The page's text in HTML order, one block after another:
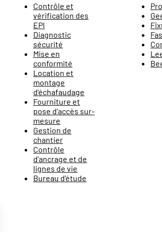
Contrôle et
vérification des
EPI
Diagnostic
sécurité
Mise en
conformité
Location et
montage
d'échafaudage
Fourniture et
pose d'accès sur-
mesure
Gestion de
chantier
Contrôle
d'ancrage et de
lignes de vie
Bureau d'étude